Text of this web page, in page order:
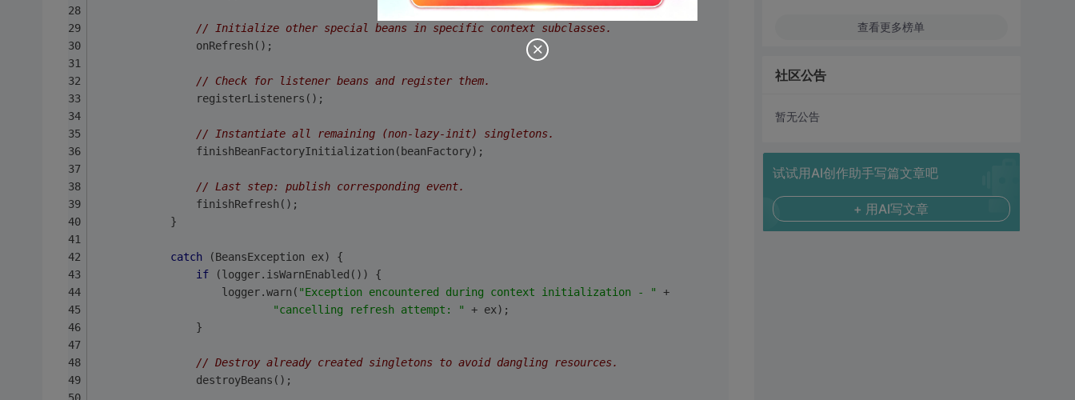
// Initialize other special beans in specific context subclasses.
				onRefresh();
// Check for listener beans and register them.
				registerListeners();
// Instantiate all remaining (non-lazy-init) singletons.
				finishBeanFactoryInitialization(beanFactory);
// Last step: publish corresponding event.
				finishRefresh();
			}
catch (BeansException ex) {
if (logger.isWarnEnabled()) {
					logger.warn(
"Exception encountered during context initialization - " +
"cancelling refresh attempt: " + ex);
				}
// Destroy already created singletons to avoid dangling resources.
				destroyBeans();
查看更多榜单
社区公告
暂无公告
试试用AI创作助手写篇文章吧
+ 用AI写文章